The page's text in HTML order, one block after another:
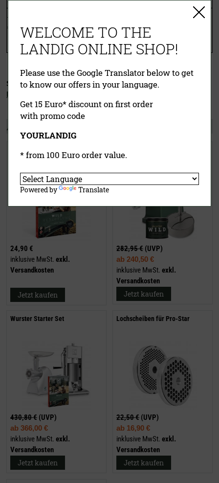
Zubehör:
(3 +
1 x Wurstfüllset
1 x Stopfer
Service & Downloads:
Rezeptheft
Andere Kunden kauften auch:
24,90 €
inklusive MwSt. exkl.
Versandkosten
Jetzt kaufen
282,95 € (UVP)
ab 240,50 €
inklusive MwSt. exkl.
Versandkosten
Jetzt kaufen
Wurster Starter Set
430,80 € (UVP)
ab 366,00 €
inklusive MwSt. exkl.
Versandkosten
Jetzt kaufen
Lochscheiben für Pro-Star
22,50 € (UVP)
ab 16,90 €
inklusive MwSt. exkl.
Versandkosten
Jetzt kaufen
WELCOME TO THE
LANDIG ONLINE SHOP!
Please use the Google Translator below to get
to know our offers in your language.
Get 15 Euro* discount on first order
with promo code
YOURLANDIG
* from 100 Euro order value.
Powered by Translate